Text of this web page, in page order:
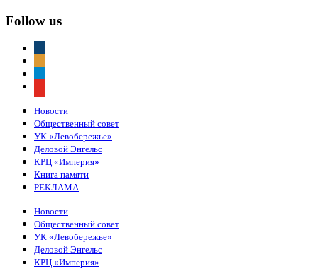
Follow us
Новости
Общественный совет
УК «Левобережье»
Деловой Энгельс
КРЦ «Империя»
Книга памяти
РЕКЛАМА
Новости
Общественный совет
УК «Левобережье»
Деловой Энгельс
КРЦ «Империя»